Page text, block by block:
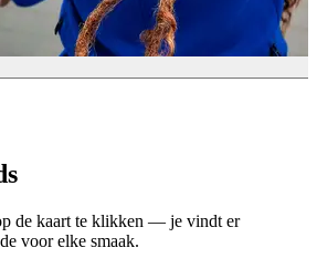
de kaart te klikken — je vindt er
voor elke smaak.